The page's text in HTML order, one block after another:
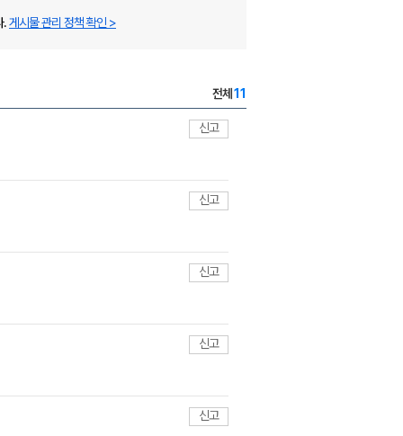
.게시물 관리 정책 확인 >
전체 11
신고
신고
신고
신고
신고